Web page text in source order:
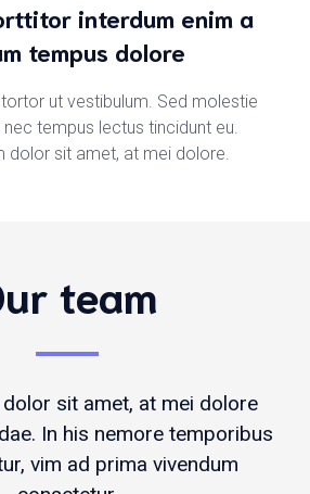
interdum enim a
tempus dolore
ut vestibulum. Sed molestie
nec tempus lectus tincidunt eu.
dolor sit amet, at mei dolore.
team
sit amet, at mei dolore
In his nemore temporibus
vim ad prima vivendum